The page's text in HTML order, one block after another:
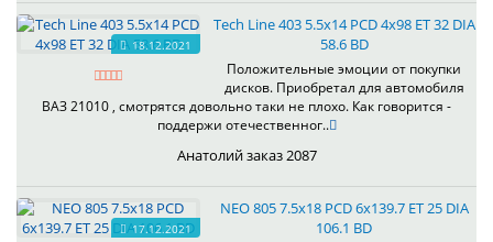
18.12.2021
Tech Line 403 5.5x14 PCD 4x98 ET 32 DIA
58.6 BD
Положительные эмоции от покупки
дисков. Приобретал для автомобиля
ВАЗ 21010 , смотрятся довольно таки не плохо. Как говорится -
поддержи отечественног..
Анатолий заказ 2087
17.12.2021
NEO 805 7.5x18 PCD 6x139.7 ET 25 DIA
106.1 BD